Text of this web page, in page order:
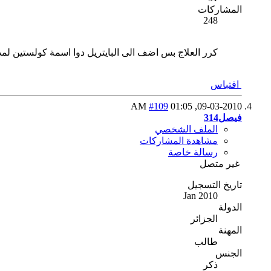
المشاركات
248
كرر العلاج بس اضف الى البايتريل دوا اسمة كولستين لمدة 5 ايام بس حافظ على درجة حرارة لا تقل عن
اقتباس
09-03-2010,
01:05 AM
#109
فيصل314
الملف الشخصي
مشاهدة المشاركات
رسالة خاصة
غير متصل
تاريخ التسجيل
Jan 2010
الدولة
الجزائر
المهنة
طالب
الجنس
ذكر